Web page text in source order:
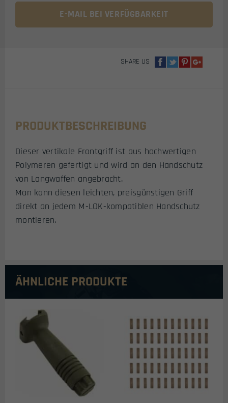
E-MAIL BEI VERFÜGBARKEIT
SHARE US
PRODUKTBESCHREIBUNG
Dieser vertikale Frontgriff ist aus hochwertigen
Polymeren gefertigt und wird an den Handschutz
von Langwaffen angebracht.
Man kann diesen leichten, preisgünstigen Griff
direkt an jedem M-LOK-kompatiblen Handschutz
montieren.
ÄHNLICHE PRODUKTE